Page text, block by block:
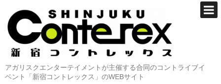
アガリスクエンターテイメントが主催する合同のコントライブイ
ベント「新宿コントレックス」のWEBサイト